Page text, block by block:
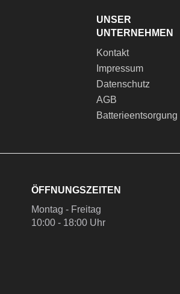
UNSER
UNTERNEHMEN
Kontakt
Impressum
Datenschutz
AGB
Batterieentsorgung
ÖFFNUNGSZEITEN
Montag - Freitag
10:00 - 18:00 Uhr